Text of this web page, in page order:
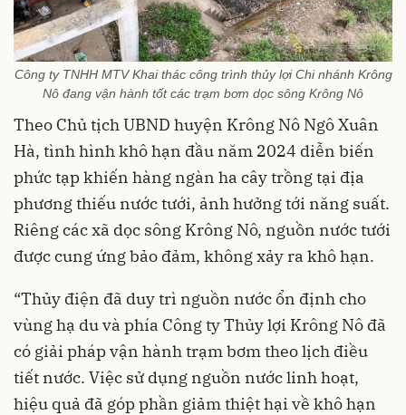
Công ty TNHH MTV Khai thác công trình thủy lợi Chi nhánh Krông
Nô đang vận hành tốt các trạm bơm dọc sông Krông Nô
Theo Chủ tịch UBND huyện Krông Nô Ngô Xuân
Hà, tình hình khô hạn đầu năm 2024 diễn biến
phức tạp khiến hàng ngàn ha cây trồng tại địa
phương thiếu nước tưới, ảnh hưởng tới năng suất.
Riêng các xã dọc sông Krông Nô, nguồn nước tưới
được cung ứng bảo đảm, không xảy ra khô hạn.
“Thủy điện đã duy trì nguồn nước ổn định cho
vùng hạ du và phía Công ty Thủy lợi Krông Nô đã
có giải pháp vận hành trạm bơm theo lịch điều
tiết nước. Việc sử dụng nguồn nước linh hoạt,
hiệu quả đã góp phần giảm thiệt hại về khô hạn